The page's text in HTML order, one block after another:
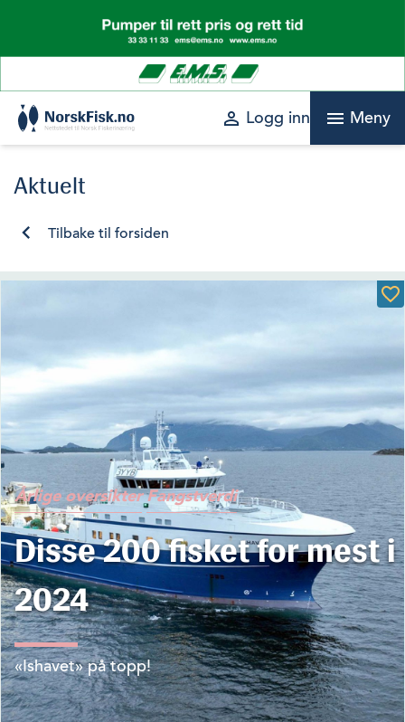
content
perm_identity Logg inn menu Meny
Aktuelt
Tilbake til forsiden
Årlige oversikter Fangstverdi
Disse 200 fisket for mest i
2024
«Ishavet» på topp!